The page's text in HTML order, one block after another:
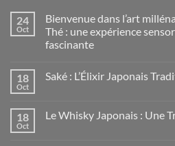
24
Oct
Bienvenue dans l’art
Thé : une expérience
fascinante
18
Oct
Saké : L’Élixir Japonais
18
Oct
Le Whisky Japonais : Une